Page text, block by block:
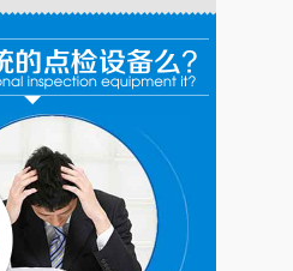
Yhd3000R防爆点检
仪
安卓ipad